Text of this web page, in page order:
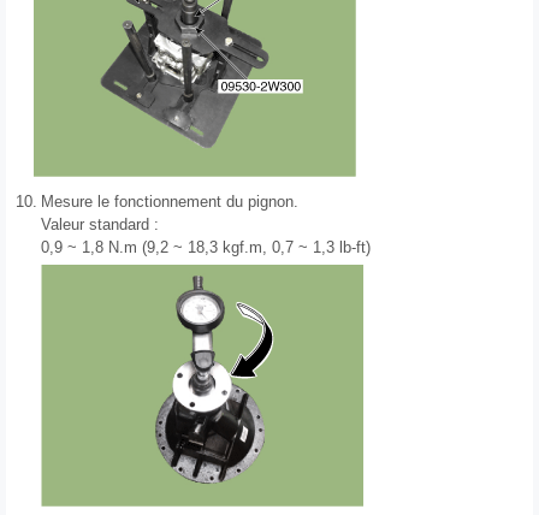
10. Mesure le fonctionnement du pignon.
Valeur standard :
0,9 ~ 1,8 N.m (9,2 ~ 18,3 kgf.m, 0,7 ~ 1,3 lb-ft)